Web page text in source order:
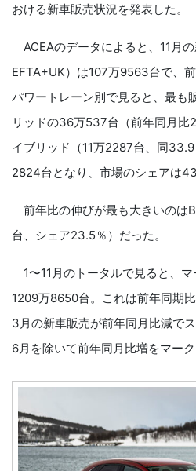
おける新車販売状況を発表した。
ACEAのデータによると、11月
EFTA+UK）は107万9563台で、
パワートレーン別で見ると、最も
リッドの36万537台（前年同月比
イブリッド（11万2287台、同
2824台となり、市場のシェアは
前年比の伸びが最も大きいのは
台、シェア23.5％）だった。
1〜11月のトータルで見ると、
1209万8650台。これは前年同期
3月の新車販売が前年同月比減で
6月を除いて前年同月比増をマーク